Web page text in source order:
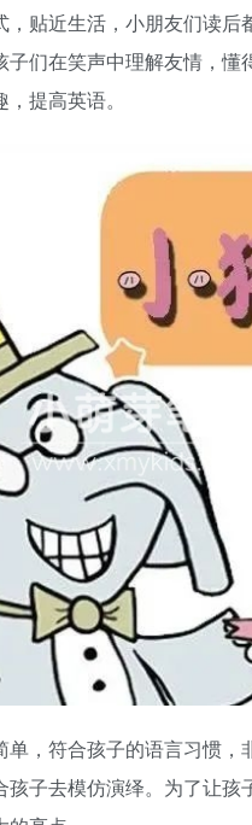
贴近生活，小朋友们读
们在笑声中理解友情，
提高英语。
，符合孩子的语言习惯，
子去模仿演绎。为了让孩